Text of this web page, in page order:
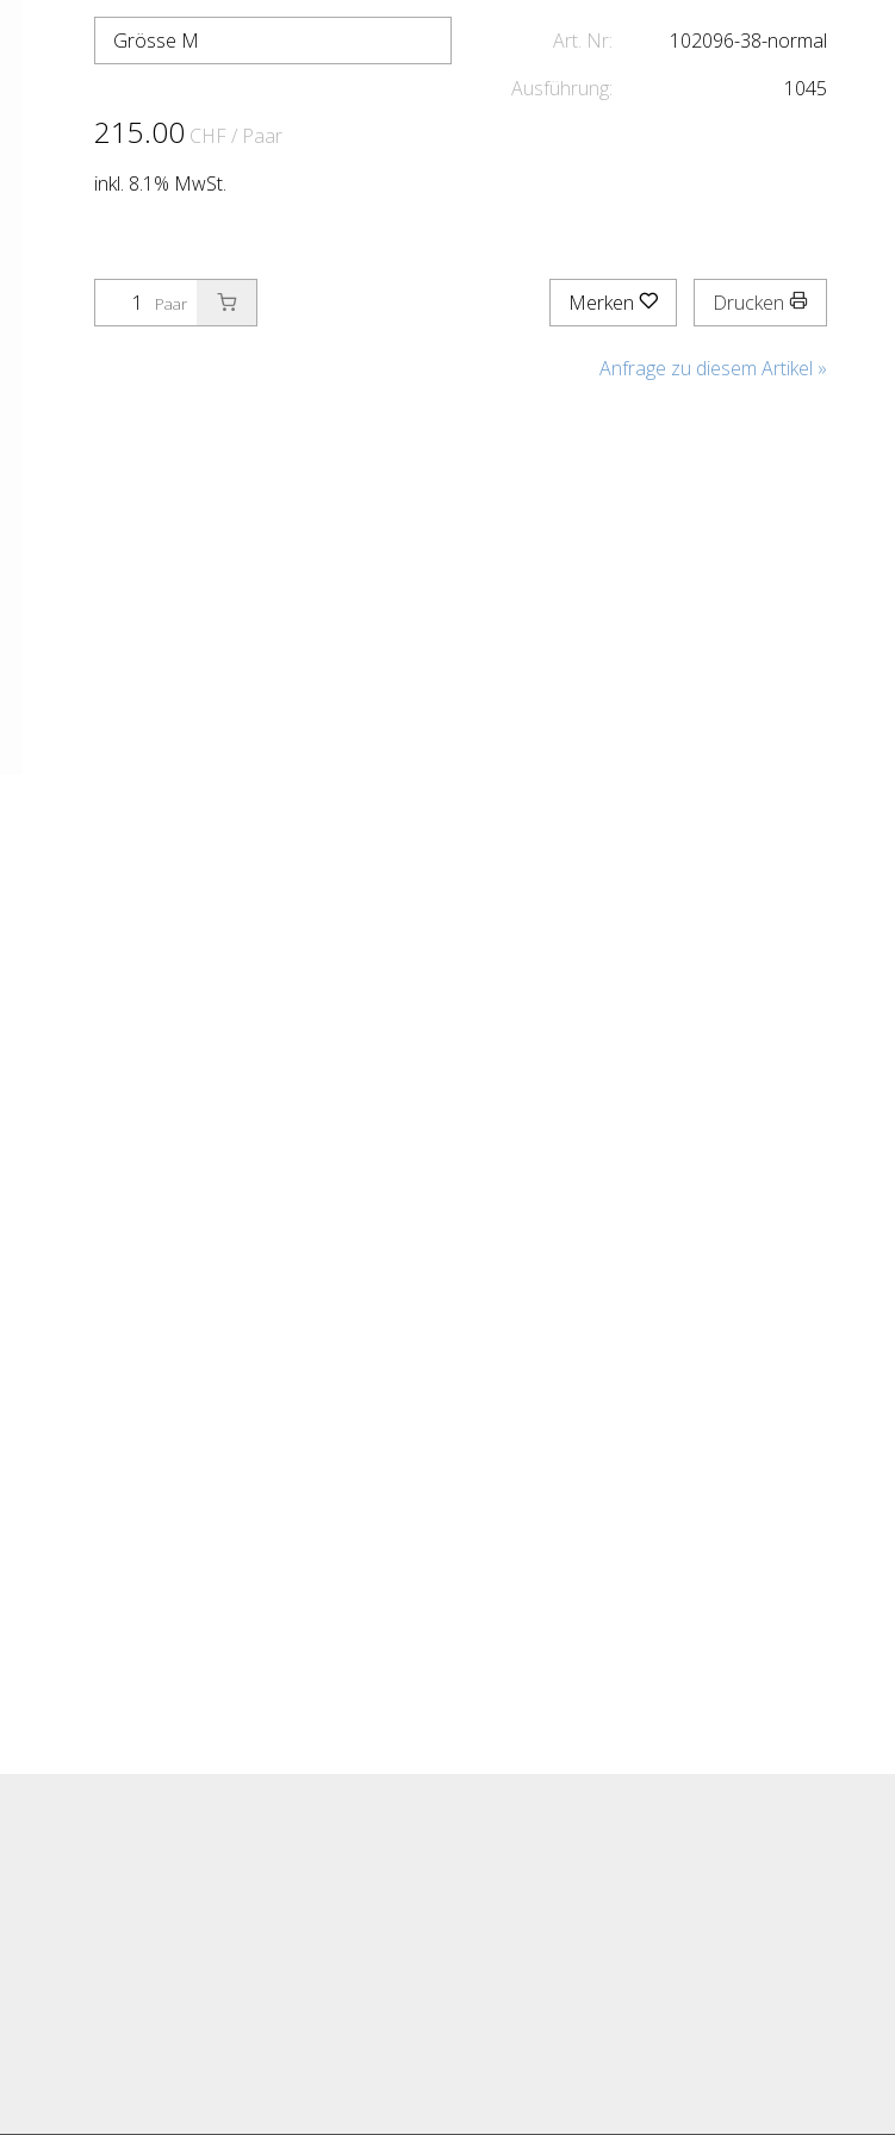
Grösse M
215.00 CHF / Paar
inkl. 8.1% MwSt.
Art. Nr:
102096-38-normal
Ausführung:
1045
Paar Merken Drucken
Anfrage zu diesem Artikel »